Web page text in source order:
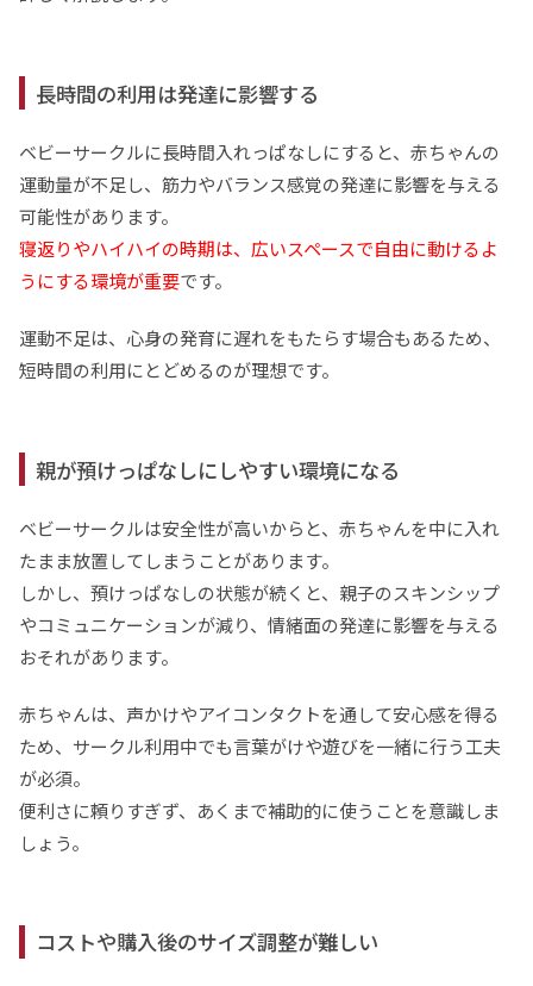
長時間の利用は発達に影響する
ベビーサークルに長時間入れっぱなしにすると、赤ちゃんの
運動量が不足し、筋力やバランス感覚の発達に影響を与える
可能性があります。
寝返りやハイハイの時期は、広いスペースで自由に動けるよ
うにする環境が重要です。
運動不足は、心身の発育に遅れをもたらす場合もあるため、
短時間の利用にとどめるのが理想です。
親が預けっぱなしにしやすい環境になる
ベビーサークルは安全性が高いからと、赤ちゃんを中に入れ
たまま放置してしまうことがあります。
しかし、預けっぱなしの状態が続くと、親子のスキンシップ
やコミュニケーションが減り、情緒面の発達に影響を与える
おそれがあります。
赤ちゃんは、声かけやアイコンタクトを通して安心感を得る
ため、サークル利用中でも言葉がけや遊びを一緒に行う工夫
が必須。
便利さに頼りすぎず、あくまで補助的に使うことを意識しま
しょう。
コストや購入後のサイズ調整が難しい